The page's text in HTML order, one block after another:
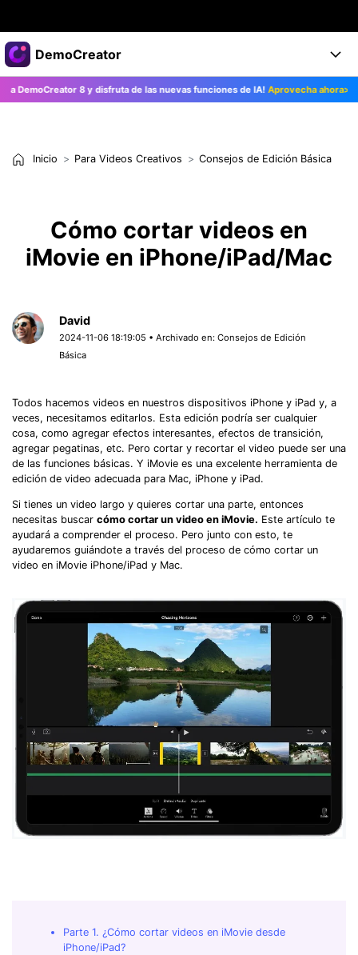
Productos destacados
Creatividad digital con AIGC
Utilidades
Empresas
Soporte
DemoCreator
Productos
Consejos sobre la IA
Blog
Empieza
Empresa
8 y disfruta de las nuevas funciones de IA!Aprovecha ahora>>
Inicio Para Videos Creativos Consejos de Edición Básica
Cómo cortar videos en
iMovie en iPhone/iPad/Mac
David
2024-11-06 18:19:05 • Archivado en:Consejos de Edición
Básica
Todos hacemos videos en nuestros dispositivos iPhone y iPad y, a
veces, necesitamos editarlos. Esta edición podría ser cualquier
cosa, como agregar efectos interesantes, efectos de transición,
agregar pegatinas, etc. Pero cortar y recortar el video puede ser una
de las funciones básicas. Y iMovie es una excelente herramienta de
edición de video adecuada para Mac, iPhone y iPad.
Si tienes un video largo y quieres cortar una parte, entonces
necesitas buscar cómo cortar un video en iMovie. Este artículo te
ayudará a comprender el proceso. Pero junto con esto, te
ayudaremos guiándote a través del proceso de cómo cortar un
video en iMovie iPhone/iPad y Mac.
Parte 1. ¿Cómo cortar videos en iMovie desde
iPhone/iPad?